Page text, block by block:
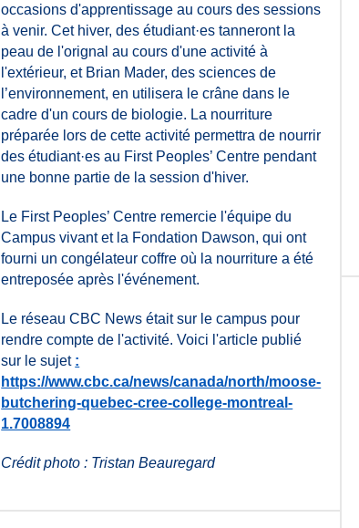
occasions d'apprentissage au cours des sessions
à venir. Cet hiver, des étudiant·es tanneront la
peau de l'orignal au cours d'une activité à
l'extérieur, et Brian Mader, des sciences de
l’environnement, en utilisera le crâne dans le
cadre d'un cours de biologie. La nourriture
préparée lors de cette activité permettra de nourrir
des étudiant·es au First Peoples’ Centre pendant
une bonne partie de la session d'hiver.
Le First Peoples’ Centre remercie l'équipe du
Campus vivant et la Fondation Dawson, qui ont
fourni un congélateur coffre où la nourriture a été
entreposée après l'événement.
Le réseau CBC News était sur le campus pour
rendre compte de l'activité. Voici l'article publié
sur le sujet :
https://www.cbc.ca/news/canada/north/moose-
butchering-quebec-cree-college-montreal-
1.7008894
Crédit photo : Tristan Beauregard